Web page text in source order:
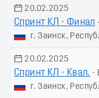
20.02.2025
Спринт КЛ - Финал
г. Заинск,
20.02.2025
Спринт КЛ - Квал. -
г. Заинск,